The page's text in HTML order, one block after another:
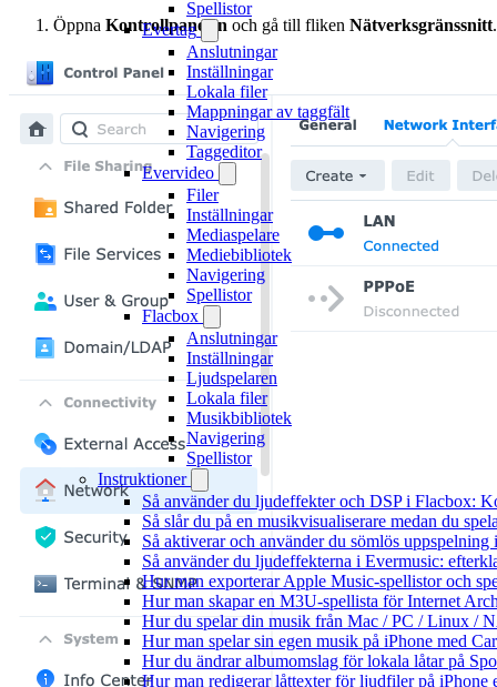
Spellistor
Evertag
Anslutningar
Inställningar
Lokala filer
Mappningar av taggfält
Navigering
Taggeditor
Evervideo
Filer
Inställningar
Mediaspelare
Mediebibliotek
Navigering
Spellistor
Flacbox
Anslutningar
Inställningar
Ljudspelaren
Lokala filer
Musikbibliotek
Navigering
Spellistor
Instruktioner
Så använder du ljudeffekter och DSP i Flacbox:
Så slår du på en musikvisualiserare medan du
Så aktiverar och använder du sömlös uppspelning
Så använder du ljudeffekterna i Evermusic:
Hur man exporterar Apple Music-spellistor och
Hur man skapar en M3U-spellista för Internet
Hur du spelar din musik från Mac / PC / Linux /
Hur man spelar sin egen musik på iPhone med
Hur du ändrar albumomslag för lokala låtar på
Hur man redigerar låttexter för ljudfiler på iPhone
Öppna Kontrollpanelen och gå till fliken Nätverksgränssnitt.